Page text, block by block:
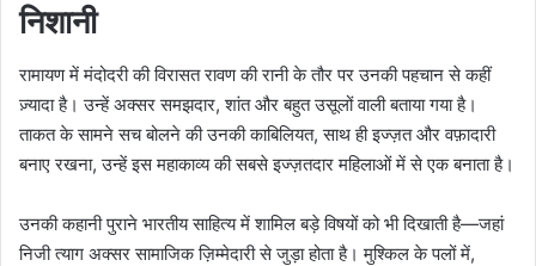
निशानी
रामायण में मंदोदरी की विरासत रावण की रानी के तौर पर उनकी पहचान से कहीं
ज़्यादा है। उन्हें अक्सर समझदार, शांत और बहुत उसूलों वाली बताया गया है।
ताकत के सामने सच बोलने की उनकी काबिलियत, साथ ही इज्ज़त और वफ़ादारी
बनाए रखना, उन्हें इस महाकाव्य की सबसे इज्ज़तदार महिलाओं में से एक बनाता है।
उनकी कहानी पुराने भारतीय साहित्य में शामिल बड़े विषयों को भी दिखाती है—जहां
निजी त्याग अक्सर सामाजिक ज़िम्मेदारी से जुड़ा होता है। मुश्किल के पलों में,